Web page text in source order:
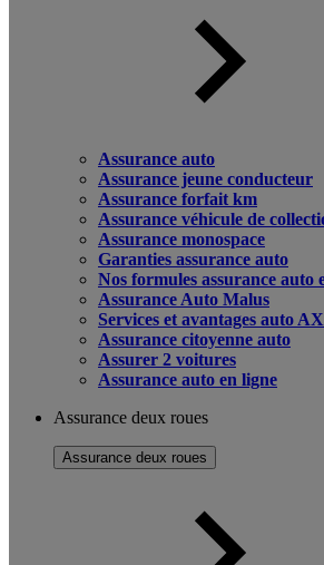
Assurance auto
Assurance jeune conducteur
Assurance forfait km
Assurance véhicule de
Assurance monospace
Garanties assurance auto
Nos formules assurance auto
Assurance Auto Malus
Services et avantages auto
Assurance citoyenne auto
Assurer 2 voitures
Assurance auto en ligne
Assurance deux roues
Assurance deux roues